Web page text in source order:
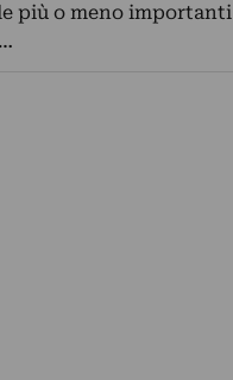
più o meno importanti